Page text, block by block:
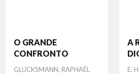
O GRANDE
CONFRONTO
Autor
GLUCKSMANN, RAPHAËL
A
E.